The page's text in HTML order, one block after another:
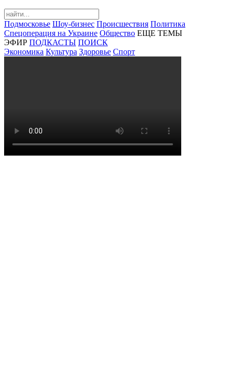
Подмосковье Шоу-бизнес Происшествия Политика
Спецоперация на Украине Общество ЕЩЕ ТЕМЫ
ЭФИР ПОДКАСТЫ ПОИСК
Экономика Культура Здоровье Спорт